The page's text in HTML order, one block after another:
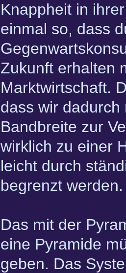
Knappheit in
einmal so, dass
Zukunft erhalten
Marktwirtschaft.
dass wir
Bandbreite zur
wirklich zu einer
leicht durch
begrenzt werden.
Das mit der
eine Pyramide
geben. Das